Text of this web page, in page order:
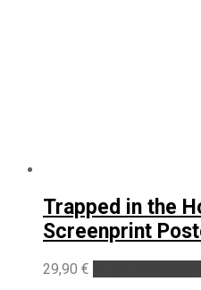
Trapped in the
Screenprint
29,90 €